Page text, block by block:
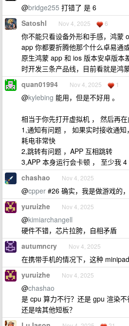
@bridge255 打错了 是 6
Satoshl Nov 4, 2025 6
你不能只看设备外形和手感，鸿蒙
app 你都要折腾他那个什么卓易通
原生鸿蒙 app 和 ios 版本安卓版本
时开发三条产品线，目前看就是鸿
quan01994 Nov 4, 2025 1
@kylebing 能用，但是不好用 。
相当于你先打开虚拟机 ， 然后再在
1,通知有问题 ， 如果实时接收通知
耗电非常快
2,跳转有问题 ，APP 互相跳转
3,APP 本身运行会卡顿 ， 至少我 4
chashao Nov 4, 2025
@cpper #26 确实，我是做游戏的
yuruizhe Nov 4, 2025
@kimiarchangell
硬件不错，芯片拉胯，自相矛盾
autumncry Nov 4, 2025
在携带手机的情况下，这种
yuruizhe Nov 4, 2025
@chashao
是 cpu 算力不行？还是 gpu 渲染不
还是啥其他短板？